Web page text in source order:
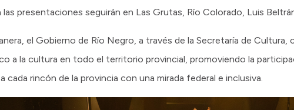
las presentaciones seguirán en Las Grutas, Río Colorado, Luis
el Gobierno de Río Negro, a través de la Secretaría de
a la cultura en todo el territorio provincial, promoviendo la
cada rincón de la provincia con una mirada federal e inclusiva.